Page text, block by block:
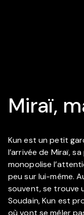
Miraï,
Kun est un petit
l’arrivée de Miraï,
monopolise
peu sur lui-même.
souvent, se trouve
Soudain, Kun est
où vont se mêler